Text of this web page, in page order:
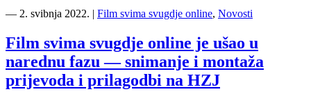
članice
Film
svima
svugdje
online
festivala”
― 2. svibnja 2022. | Film svima svugdje online, Novosti
Film svima svugdje online je ušao u
narednu fazu — snimanje i montaža
prijevoda i prilagodbi na HZJ